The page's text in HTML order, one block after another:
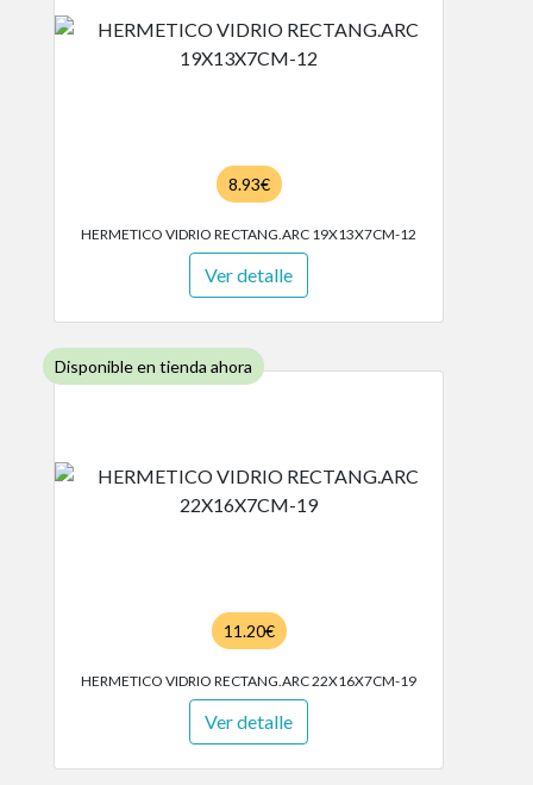
8.93€
HERMETICO VIDRIO RECTANG.ARC 19X13X7CM-12
Ver detalle
Disponible en tienda ahora
11.20€
HERMETICO VIDRIO RECTANG.ARC 22X16X7CM-19
Ver detalle